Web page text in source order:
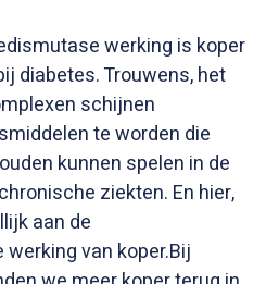
werking is koper
diabetes. Trouwens, het
schijnen
te worden die
kunnen spelen in de
ziekten. En hier,
aan de
van koper.Bij